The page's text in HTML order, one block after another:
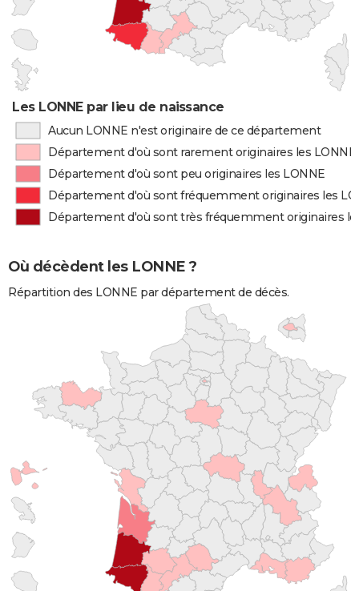
Les LONNE par lieu de naissance
Aucun LONNE n'est originaire de ce département
Département d'où sont rarement originaires les LONNE
Département d'où sont peu originaires les LONNE
Département d'où sont fréquemment originaires les
Département d'où sont très fréquemment originaires
Où décèdent les LONNE ?
Répartition des LONNE par département de décès.